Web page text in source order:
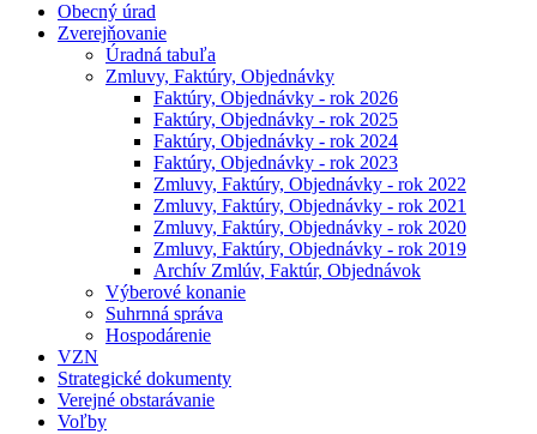
Obecný úrad
Zverejňovanie
Úradná tabuľa
Zmluvy, Faktúry, Objednávky
Faktúry, Objednávky - rok 2026
Faktúry, Objednávky - rok 2025
Faktúry, Objednávky - rok 2024
Faktúry, Objednávky - rok 2023
Zmluvy, Faktúry, Objednávky - rok 2022
Zmluvy, Faktúry, Objednávky - rok 2021
Zmluvy, Faktúry, Objednávky - rok 2020
Zmluvy, Faktúry, Objednávky - rok 2019
Archív Zmlúv, Faktúr, Objednávok
Výberové konanie
Suhrnná správa
Hospodárenie
VZN
Strategické dokumenty
Verejné obstarávanie
Voľby